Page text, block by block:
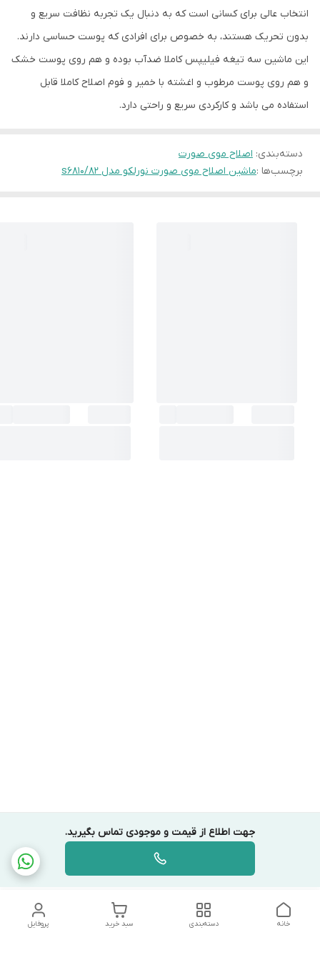
جهت اطلاع از قیمت و موجودی تماس بگیرید.
انتخاب عالی برای کسانی است که به دنبال یک تجربه نظافت سریع و
بدون تحریک هستند، به خصوص برای افرادی که پوست حساسی دارند.
این ماشین سه تیغه فیلیپس کاملا ضدآب بوده و هم روی پوست خشک
و هم روی پوست مرطوب و اغشته با خمیر و فوم اصلاح کاملا قابل
استفاده می باشد و کارکردی سریع و راحتی دارد.
دسته‌بندی: اصلاح موی صورت
برچسب‌ها :ماشین اصلاح موی صورت نورلکو مدل s6810/82
پروفایل سبد خرید دسته‌بندی خانه